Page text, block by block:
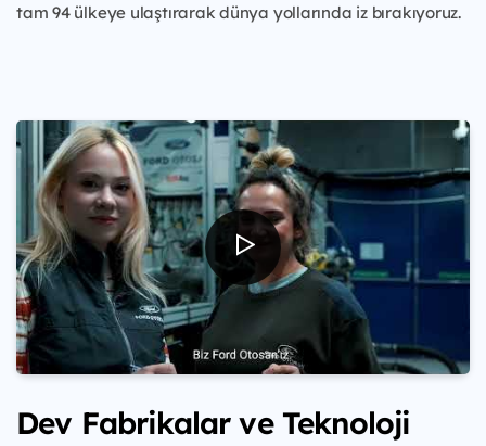
tam 94 ülkeye ulaştırarak dünya yollarında iz bırakıyoruz.
Dev Fabrikalar ve Teknoloji